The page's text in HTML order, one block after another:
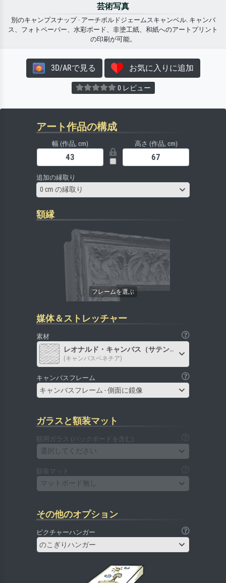
芸術写真
別のキャンプスナップ · アーチボルドジェームスキャンベル. キャンバ
ス、フォトペーパー、水彩ボード、非塗工紙、和紙へのアートプリント
の印刷が可能。
3D/ARで見る お気に入りに追加
0 レビュー
アート作品の構成
幅 (作品, cm) 高さ (作品, cm)
追加の縁取り
0 cm の縁取り
額縁
媒体＆ストレッチャー
素材
レオナルド・キャンバス（サテン）
(キャンバスベネチア)
キャンバスフレーム
キャンバスフレーム - 側面に鏡像
ガラスと額装マット
額用ガラス (バックボードを含む)
選択してください
額装マット
マットボード無し
その他のオプション
ピクチャーハンガー
のこぎりハンガー